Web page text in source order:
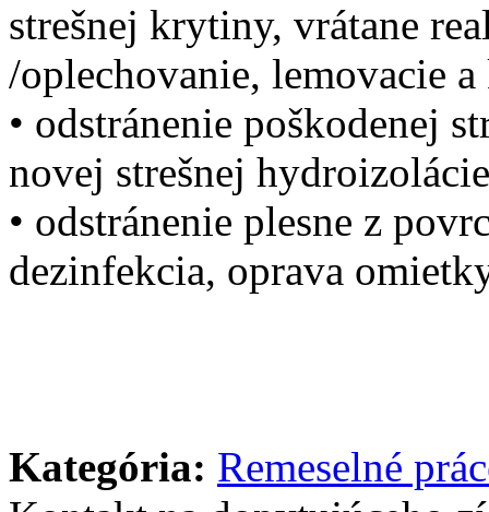
strešnej krytiny, vrátane
/oplechovanie, lemovacie
• odstránenie poškodenej
novej strešnej
• odstránenie plesne z
dezinfekcia, oprava
Kategória: Remeselné